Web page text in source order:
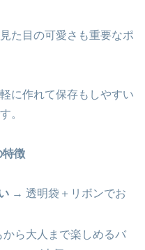
た目の可愛さも重要なポ
に作れて保存もしやすい
。
特徴
→ 透明袋＋リボンでお
ら大人まで楽しめるバ